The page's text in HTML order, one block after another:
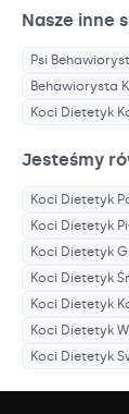
Nasze inne
Psi
Behawiorysta
Koci Dietetyk
Jesteśmy
Koci Dietetyk
Koci Dietetyk
Koci Dietetyk
Koci Dietetyk
Koci Dietetyk
Koci Dietetyk
Koci Dietetyk